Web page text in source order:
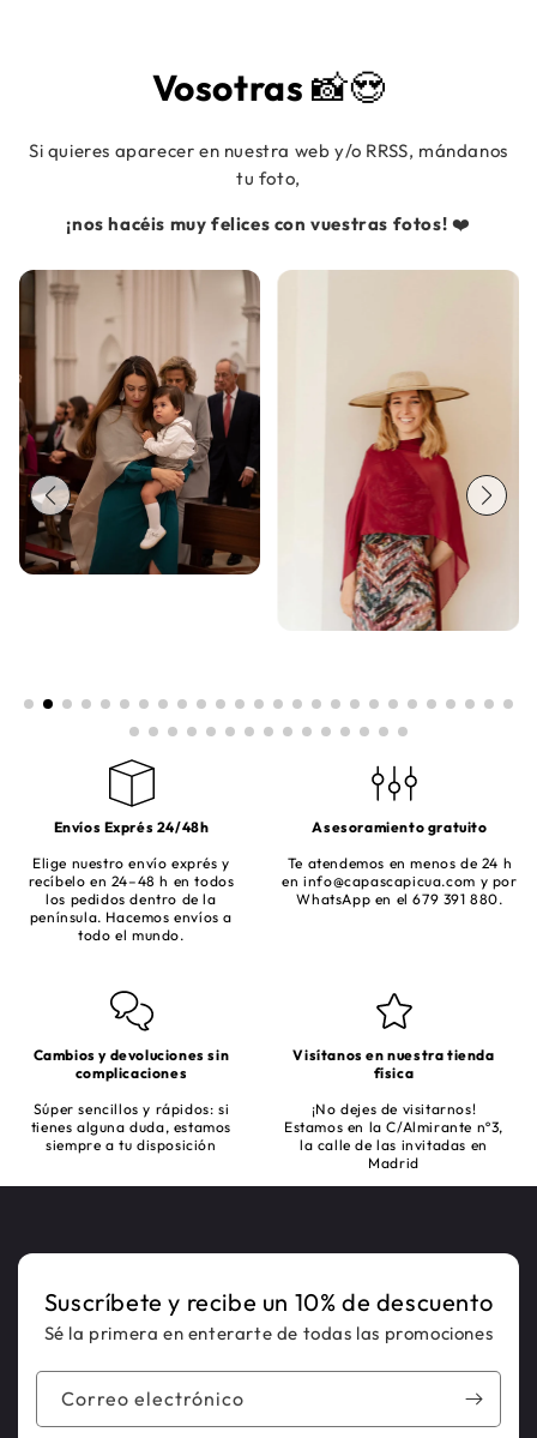
Vosotras📸😍
Si quieres aparecer en nuestra web y/o RRSS, mándanos
tu foto,
¡nos hacéis muy felices con vuestras fotos! ❤️
Envíos Exprés 24/48h
Elige nuestro envío exprés y
recíbelo en 24–48 h en todos
los pedidos dentro de la
península. Hacemos envíos a
todo el mundo.
Asesoramiento gratuito
Te atendemos en menos de 24 h
eninfo@capascapicua.com y por
WhatsApp en el 679 391 880.
Cambios y devoluciones sin
complicaciones
Súper sencillos y rápidos: si
tienes alguna duda, estamos
siempre a tu disposición
Visítanos en nuestra tienda
física
¡No dejes de visitarnos!
Estamos en la C/Almirante nº3,
la calle de las invitadas en
Madrid
Suscríbete y recibe un 10% de descuento
Sé la primera en enterarte de todas las promociones
Correo electrónico